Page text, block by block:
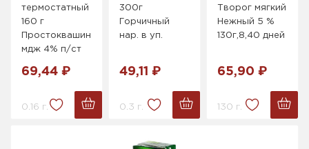
термостатный
160 г
Простоквашино
мдж 4% п/ст
69,44 ₽
0.16 г.
300г
Горчичный
нар. в уп.
49,11 ₽
0.3 г.
Творог мягкий
Нежный 5 %
130г,8,40 дней
65,90 ₽
130 г.